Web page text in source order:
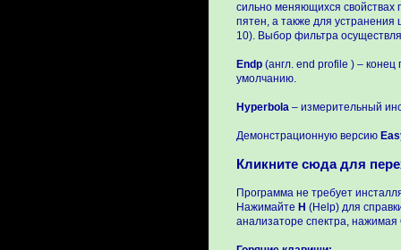
сильно меняющихся свойствах
пятен, а также для
10). Выбор фильтра
Endp(англ. end profile ) – конец
умолчанию.
Hyperbola– измерительный
Демонстрационную версию
Кликните сюда для
Программа не требует
Нажимайте H (Help) для
анализаторе спектра, нажимая